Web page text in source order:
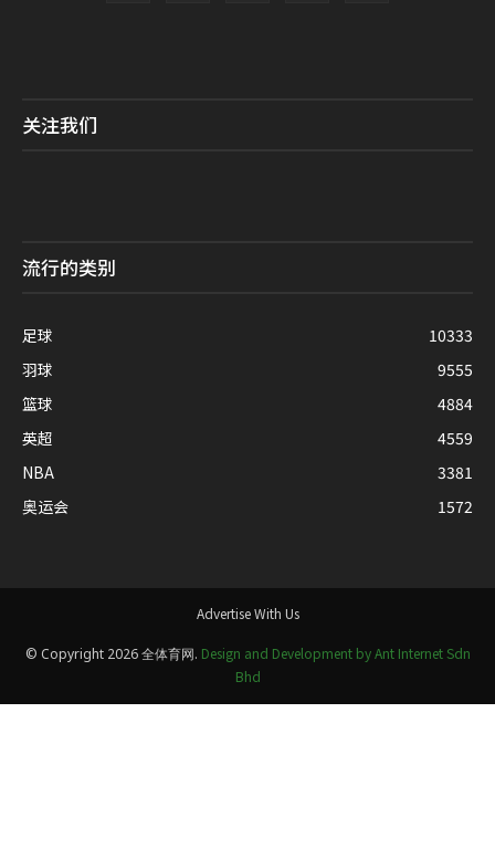
关注我们
流行的类别
足球
10333
羽球
9555
篮球
4884
英超
4559
NBA
3381
奥运会
1572
Advertise With Us
© Copyright 2026 全体育网. Design and Development by Ant Internet Sdn
Bhd